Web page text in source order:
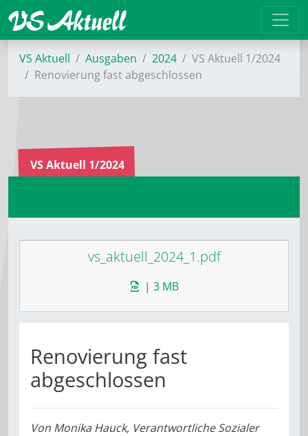
VS Aktuell Ausgaben 2024
VS Aktuell 1/2024
Renovierung fast abgeschlossen
VS Aktuell 1/2024
vs_aktuell_2024_1.pdf
| 3 MB
Renovierung fast
abgeschlossen
Von Monika Hauck, Verantwortliche Sozialer